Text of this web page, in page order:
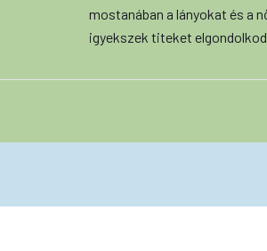
mostanában a lányokat és a
igyekszek titeket